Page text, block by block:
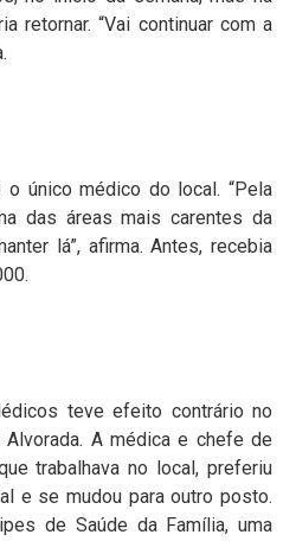
retornar. “Vai continuar com a
único médico do local. “Pela
das áreas mais carentes da
lá”, afirma. Antes, recebia
teve efeito contrário no
A médica e chefe de
trabalhava no local, preferiu
e se mudou para outro posto.
de Saúde da Família, uma